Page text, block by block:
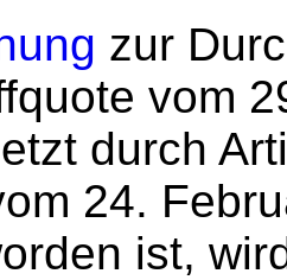
zur
vom
durch
24.
ist,